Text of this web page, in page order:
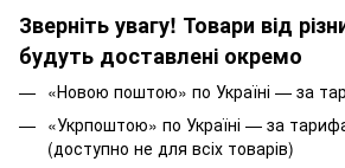
Зверніть увагу! Товари від
будуть доставлені окремо
«Новою поштою» по Україні — за
«Укрпоштою» по Україні — за
(доступно не для всіх товарів)